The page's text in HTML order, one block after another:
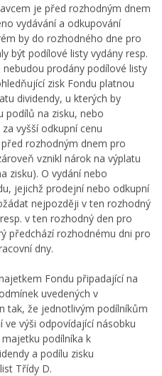
je před rozhodným dnem
vydávání a odkupování
by do rozhodného dne pro
být podílové listy vydány resp.
prodány podílové listy
zisk Fondu platnou
dividendy, u kterých by
podílů na zisku, nebo
vyšší odkupní cenu
rozhodným dnem pro
vznikl nárok na výplatu
zisku). O vydání nebo
jejichž prodejní nebo odkupní
nejpozději v ten rozhodný
v ten rozhodný den pro
předchází rozhodnému dni pro
dny.
Fondu připadající na
uvedených v
tak, že jednotlivým podílníkům
ve výši odpovídající násobku
podílníka k
a podílu zisku
Třídy D.